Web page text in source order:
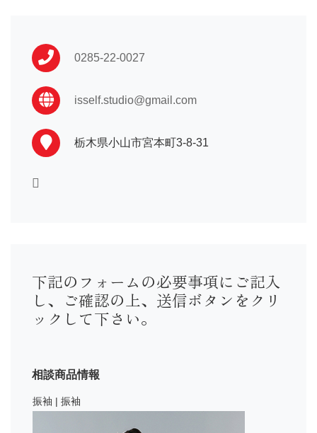
男性袴…33,000〜
訪問着…16,500〜
黒留袖…33,000〜
喪服 …16,500〜
せ下さい。
0285-22-0027
isself.studio@gmail.com
栃木県小山市宮本町3-8-31
下記のフォームの必要事項にご記入
し、ご確認の上、送信ボタンをクリ
ックして下さい。
相談商品情報
振袖 | 振袖